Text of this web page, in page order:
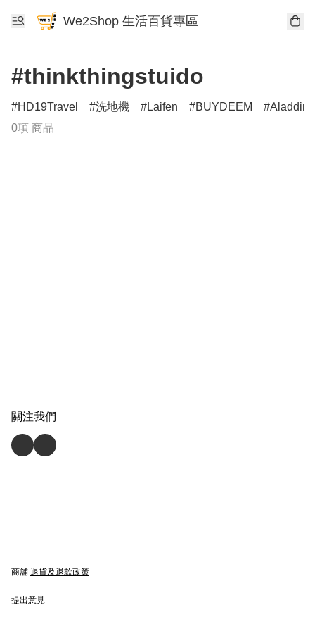
We2Shop 生活百貨專區
#thinkthingstuido
HD19Travel 洗地機 Laifen BUYDEEM
Aladdin
0項 商品
關注我們
商舖 退貨及退款政策
提出意見